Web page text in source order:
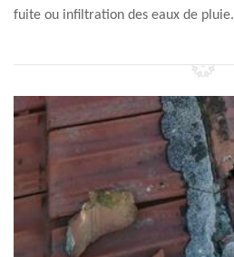
fuite ou infiltration des eaux de pluie.